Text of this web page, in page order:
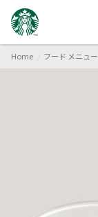
Home フード メニュー